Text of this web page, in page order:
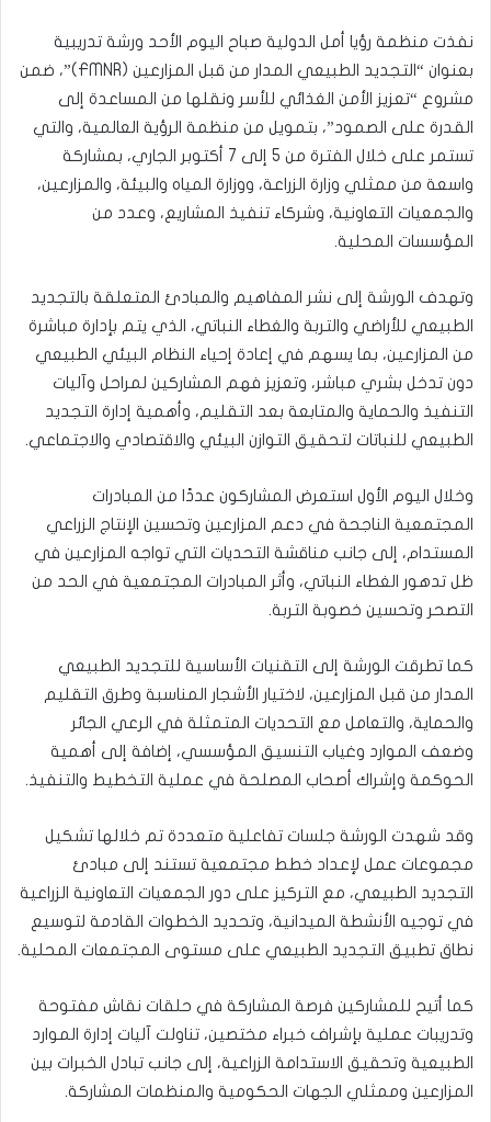
نفذت منظمة رؤيا أمل الدولية صباح اليوم الأحد ورشة تدريبية
بعنوان “التجديد الطبيعي المدار من قبل المزارعين (FMNR)”، ضمن
مشروع “تعزيز الأمن الغذائي للأسر ونقلها من المساعدة إلى
القدرة على الصمود”، بتمويل من منظمة الرؤية العالمية، والتي
تستمر على خلال الفترة من 5 إلى 7 أكتوبر الجاري، بمشاركة
واسعة من ممثلي وزارة الزراعة، ووزارة المياه والبيئة، والمزارعين،
والجمعيات التعاونية، وشركاء تنفيذ المشاريع، وعدد من
المؤسسات المحلية.
وتهدف الورشة إلى نشر المفاهيم والمبادئ المتعلقة بالتجديد
الطبيعي للأراضي والتربة والغطاء النباتي، الذي يتم بإدارة مباشرة
من المزارعين، بما يسهم في إعادة إحياء النظام البيئي الطبيعي
دون تدخل بشري مباشر، وتعزيز فهم المشاركين لمراحل وآليات
التنفيذ والحماية والمتابعة بعد التقليم، وأهمية إدارة التجديد
الطبيعي للنباتات لتحقيق التوازن البيئي والاقتصادي والاجتماعي.
وخلال اليوم الأول استعرض المشاركون عددًا من المبادرات
المجتمعية الناجحة في دعم المزارعين وتحسين الإنتاج الزراعي
المستدام، إلى جانب مناقشة التحديات التي تواجه المزارعين في
ظل تدهور الغطاء النباتي، وأثر المبادرات المجتمعية في الحد من
التصحر وتحسين خصوبة التربة.
كما تطرقت الورشة إلى التقنيات الأساسية للتجديد الطبيعي
المدار من قبل المزارعين، لاختيار الأشجار المناسبة وطرق التقليم
والحماية، والتعامل مع التحديات المتمثلة في الرعي الجائر
وضعف الموارد وغياب التنسيق المؤسسي، إضافة إلى أهمية
الحوكمة وإشراك أصحاب المصلحة في عملية التخطيط والتنفيذ.
وقد شهدت الورشة جلسات تفاعلية متعددة تم خلالها تشكيل
مجموعات عمل لإعداد خطط مجتمعية تستند إلى مبادئ
التجديد الطبيعي، مع التركيز على دور الجمعيات التعاونية الزراعية
في توجيه الأنشطة الميدانية، وتحديد الخطوات القادمة لتوسيع
نطاق تطبيق التجديد الطبيعي على مستوى المجتمعات المحلية.
كما أتيح للمشاركين فرصة المشاركة في حلقات نقاش مفتوحة
وتدريبات عملية بإشراف خبراء مختصين، تناولت آليات إدارة الموارد
الطبيعية وتحقيق الاستدامة الزراعية، إلى جانب تبادل الخبرات بين
المزارعين وممثلي الجهات الحكومية والمنظمات المشاركة.